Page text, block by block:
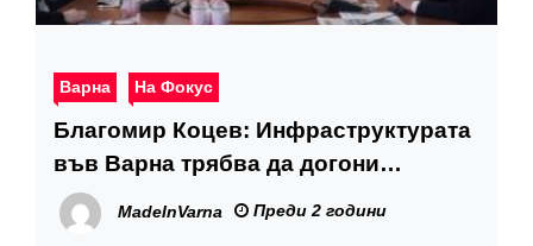
Варна На Фокус
Благомир Коцев: Инфраструктурата
във Варна трябва да догони
частното строителство
MadeInVarna Преди 2 години